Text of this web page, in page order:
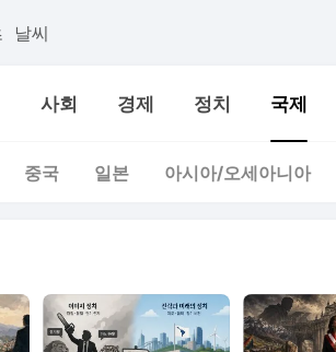
날씨
사회 경제 정치 국제
중국 일본 아시아/오세아니아